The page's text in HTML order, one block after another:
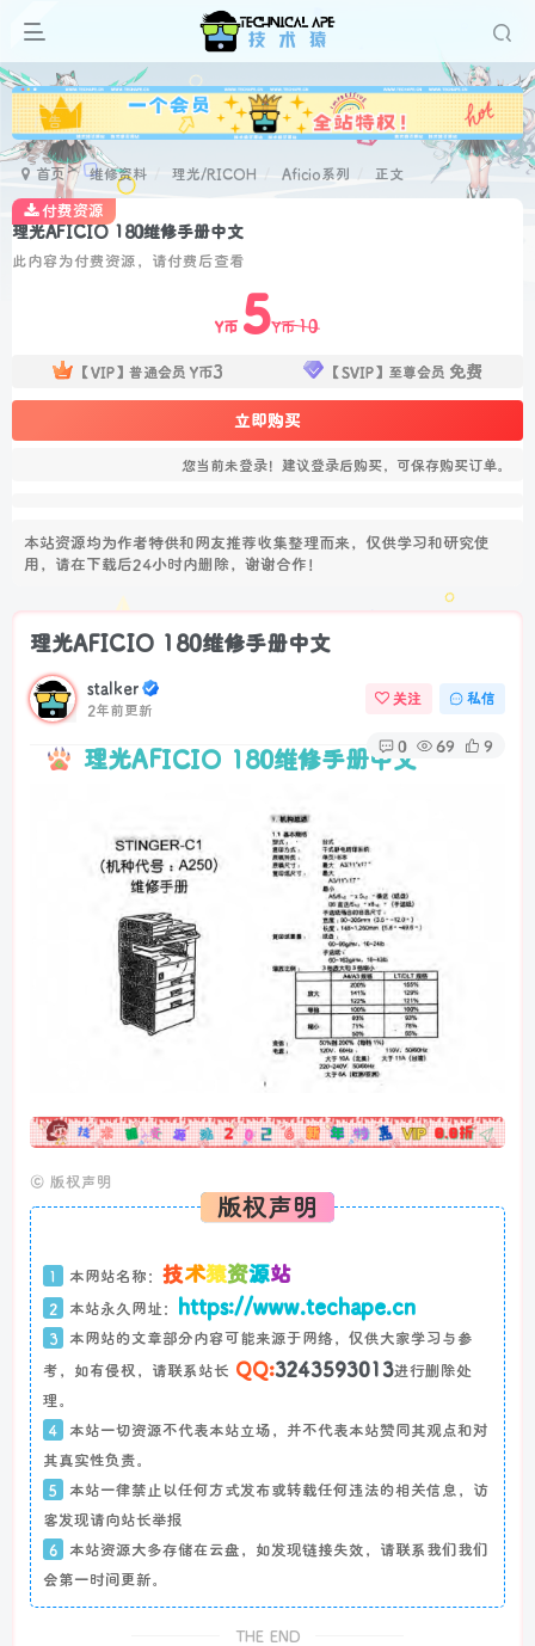
广告
首页 维修资料 理光/RICOH Aficio系列 正文
理光AFICIO 180维修手册中文
此内容为付费资源，请付费后查看
Y币 5Y币10
【VIP】普通会员 Y币3 【SVIP】至尊会员 免费
立即购买
您当前未登录！建议登录后购买，可保存购买订单。
本站资源均为作者特供和网友推荐收集整理而来，仅供学习和研究使
用，请在下载后24小时内删除，谢谢合作！
付费资源
理光AFICIO 180维修手册中文
stalker
2年前更新
关注 私信
0 69 9
理光AFICIO 180维修手册中文
广告
© 版权声明
版权声明
1 本网站名称： 技术猿资源站
2 本站永久网址： https://www.techape.cn
3
本网站的文章部分内容可能来源于网络，仅供大家学习与参
考，如有侵权，请联系站长 QQ:3243593013进行删除处
理。
4
本站一切资源不代表本站立场，并不代表本站赞同其观点和对
其真实性负责。
5
本站一律禁止以任何方式发布或转载任何违法的相关信息，访
客发现请向站长举报
6
本站资源大多存储在云盘，如发现链接失效，请联系我们我们
会第一时间更新。
THE END